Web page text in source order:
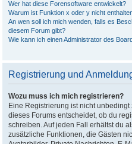
Wer hat diese Forensoftware entwickelt?
Warum ist Funktion x oder y nicht
An wen soll ich mich wenden, falls es
diesem Forum gibt?
Wie kann ich einen Administrator des
Registrierung und
Wozu muss ich mich registrieren?
Eine Registrierung ist nicht
dieses Forums entscheidet, ob du
schreiben. Auf jeden Fall erhältst du
zusätzliche Funktionen, die Gästen